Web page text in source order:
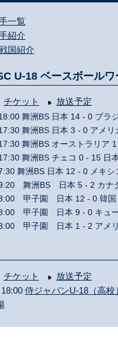
一覧
紹介
国紹介
U-18 ベースボール
チケット 放送予定
舞洲BS 日本 14 - 0 ブラ
舞洲BS 日本 3 - 0 アメ
舞洲BS オーストラリア
舞洲BS チェコ 0 - 15 日
舞洲BS 日本 12 - 0 メキ
舞洲BS 日本 5 - 2 カ
甲子園 日本 12 - 0 韓
甲子園 日本 9 - 0 キュ
甲子園 日本 1 - 2 アメ
チケット
放送予定
侍ジャパンU-18（高